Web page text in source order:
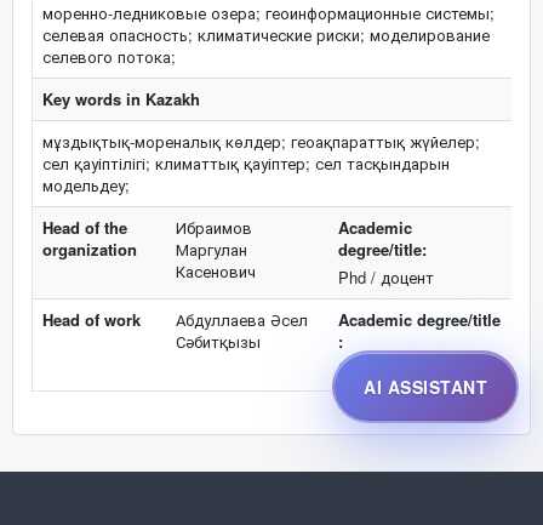
моренно-ледниковые озера; геоинформационные системы;
селевая опасность; климатические риски; моделирование
селевого потока;
Key words in Kazakh
мұздықтық-мореналық көлдер; геоақпараттық жүйелер;
сел қауіптілігі; климаттық қауіптер; сел тасқындарын
модельдеу;
Head of the
organization
Ибраимов
Маргулан
Касенович
Academic
degree/title:
Phd / доцент
Head of work
Абдуллаева Әсел
Сәбитқызы
Academic degree/title
:
Phd / -
AI ASSISTANT